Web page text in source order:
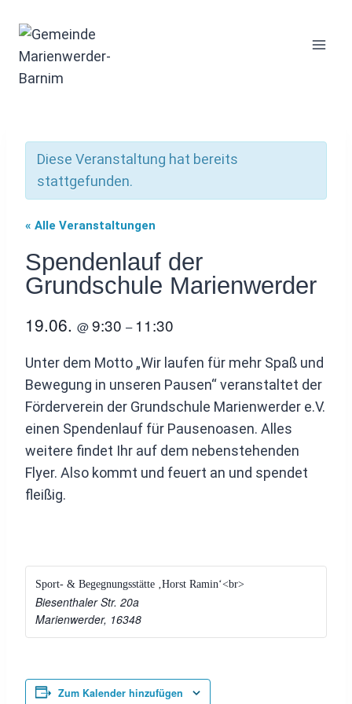
Inhalt
springen
Diese Veranstaltung hat bereits
stattgefunden.
« Alle Veranstaltungen
Spendenlauf der
Grundschule Marienwerder
19.06. @9:30 – 11:30
Unter dem Motto „Wir laufen für mehr Spaß und
Bewegung in unseren Pausen“ veranstaltet der
Förderverein der Grundschule Marienwerder e.V.
einen Spendenlauf für Pausenoasen. Alles
weitere findet Ihr auf dem nebenstehenden
Flyer. Also kommt und feuert an und spendet
fleißig.
Sport- & Begegnungsstätte ‚Horst Ramin‘<br>
Biesenthaler Str. 20a
Marienwerder, 16348
Zum Kalender hinzufügen